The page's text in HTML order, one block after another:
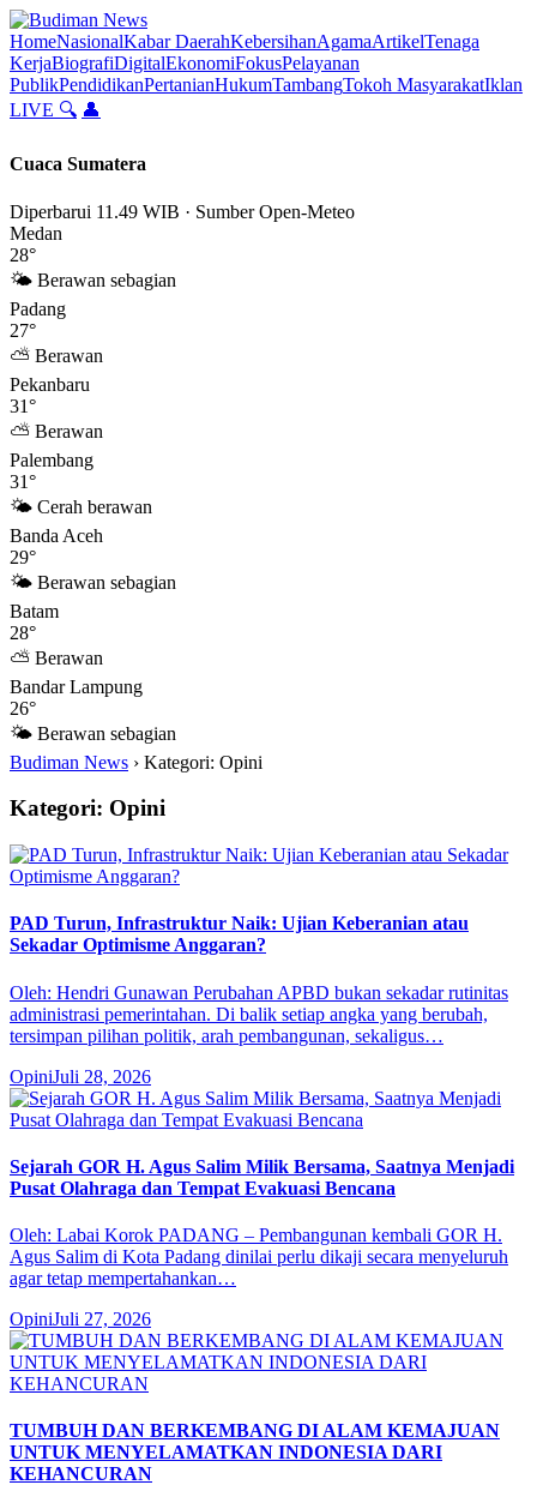
Lompat
ke
konten
HomeNasionalKabar DaerahKebersihanAgamaArtikelTenaga
KerjaBiografiDigitalEkonomiFokusPelayanan
PublikPendidikanPertanianHukumTambangTokoh MasyarakatIklan
LIVE 🔍 👤
Cuaca Sumatera
Diperbarui 11.49 WIB · Sumber Open-Meteo
Medan
28°
🌤 Berawan sebagian
Padang
27°
⛅ Berawan
Pekanbaru
31°
⛅ Berawan
Palembang
31°
🌤 Cerah berawan
Banda Aceh
29°
🌤 Berawan sebagian
Batam
28°
⛅ Berawan
Bandar Lampung
26°
🌤 Berawan sebagian
Budiman News › Kategori: Opini
Kategori: Opini
PAD Turun, Infrastruktur Naik: Ujian Keberanian atau
Sekadar Optimisme Anggaran?
Oleh: Hendri Gunawan Perubahan APBD bukan sekadar rutinitas
administrasi pemerintahan. Di balik setiap angka yang berubah,
tersimpan pilihan politik, arah pembangunan, sekaligus…
OpiniJuli 28, 2026
Sejarah GOR H. Agus Salim Milik Bersama, Saatnya Menjadi
Pusat Olahraga dan Tempat Evakuasi Bencana
Oleh: Labai Korok PADANG – Pembangunan kembali GOR H.
Agus Salim di Kota Padang dinilai perlu dikaji secara menyeluruh
agar tetap mempertahankan…
OpiniJuli 27, 2026
TUMBUH DAN BERKEMBANG DI ALAM KEMAJUAN
UNTUK MENYELAMATKAN INDONESIA DARI
KEHANCURAN